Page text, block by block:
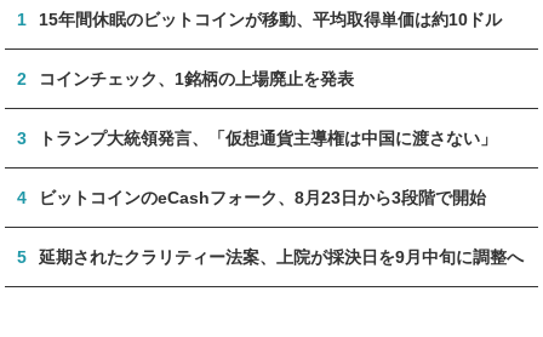
1 15年間休眠のビットコインが移動、平均取得単価は約10ドル
2 コインチェック、1銘柄の上場廃止を発表
3 トランプ大統領発言、「仮想通貨主導権は中国に渡さない」
4 ビットコインのeCashフォーク、8月23日から3段階で開始
5 延期されたクラリティー法案、上院が採決日を9月中旬に調整へ